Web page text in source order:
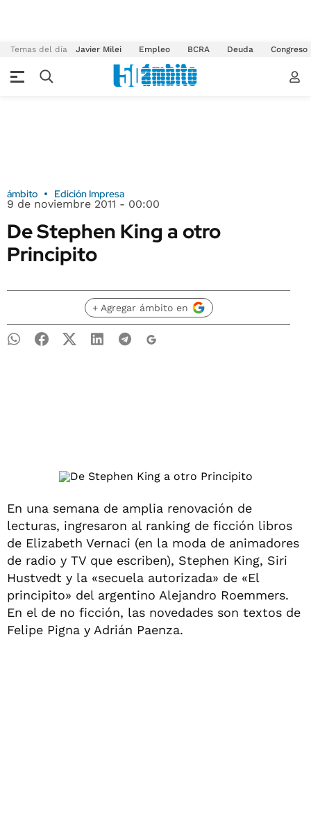
Temas del día Javier Milei Empleo BCRA Deuda Congreso
ámbito Edición Impresa
9 de noviembre 2011 - 00:00
De Stephen King a otro
Principito
+ Agregar ámbito en
En una semana de amplia renovación de
lecturas, ingresaron al ranking de ficción libros
de Elizabeth Vernaci (en la moda de animadores
de radio y TV que escriben), Stephen King, Siri
Hustvedt y la «secuela autorizada» de «El
principito» del argentino Alejandro Roemmers.
En el de no ficción, las novedades son textos de
Felipe Pigna y Adrián Paenza.